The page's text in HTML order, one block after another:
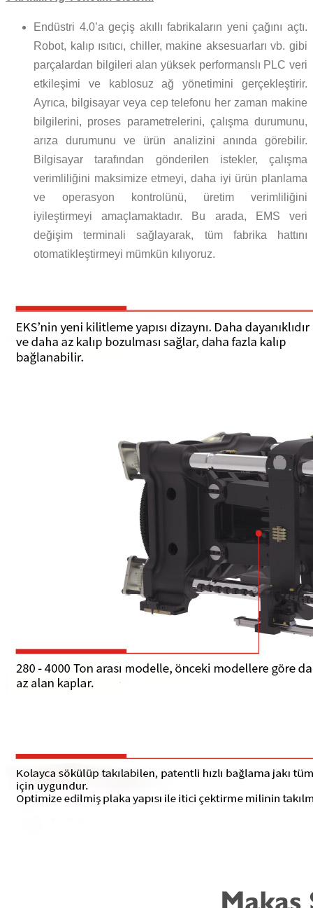
Endüstri 4.0’a geçiş akıllı fabrikaların yeni çağını açtı.
Robot, kalıp ısıtıcı, chiller, makine aksesuarları vb. gibi
parçalardan bilgileri alan yüksek performanslı PLC veri
etkileşimi ve kablosuz ağ yönetimini gerçekleştirir.
Ayrıca, bilgisayar veya cep telefonu her zaman makine
bilgilerini, proses parametrelerini, çalışma durumunu,
arıza durumunu ve ürün analizini anında görebilir.
Bilgisayar tarafından gönderilen istekler, çalışma
verimliliğini maksimize etmeyi, daha iyi ürün planlama
ve operasyon kontrolünü, üretim verimliliğini
iyileştirmeyi amaçlamaktadır. Bu arada, EMS veri
değişim terminali sağlayarak, tüm fabrika hattını
otomatikleştirmeyi mümkün kılıyoruz.